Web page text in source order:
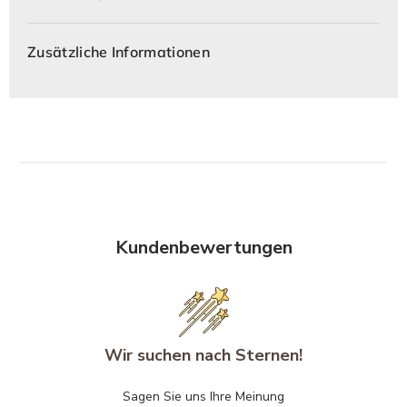
Zusätzliche Informationen
Kundenbewertungen
Wir suchen nach Sternen!
Sagen Sie uns Ihre Meinung